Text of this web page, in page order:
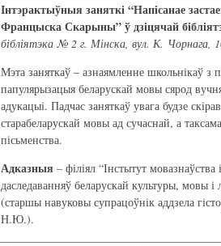
Інтэрактыўныя заняткі “Напісанае
Францыска Скарыны” ў дзіцячай
бібліятэка № 2 г. Мінска, вул. К. Чорнага,
Мэта заняткаў – азнаямленне школьнікаў з
папулярызацыя беларускай мовы сярод
адукацыі. Падчас заняткаў увага будзе
старабеларускай мовы ад сучаснай, а
пісьменства.
Адказныя – філіял “Інстытут
даследаванняў беларускай культуры, мовы
(старшы навуковы супрацоўнік аддзела
Н.Ю.).